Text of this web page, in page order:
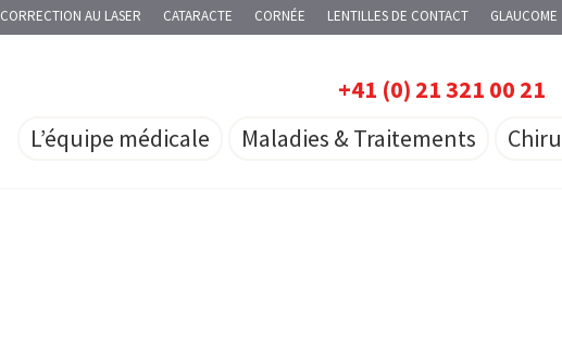
CORRECTION AU LASER CATARACTE CORNÉE LENTILLES DE CONTACT GLAUCOME
+41 (0) 21 321 00 21
L’équipe médicale Maladies & Traitements